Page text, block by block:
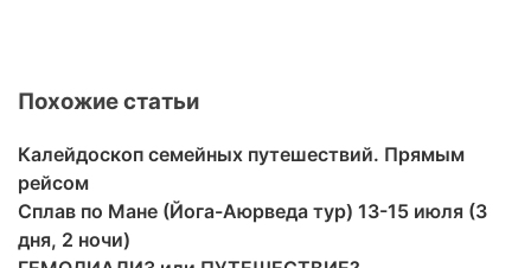
Похожие статьи
Калейдоскоп семейных путешествий. Прямым
рейсом
Сплав по Мане (Йога-Аюрведа тур) 13-15 июля (3
дня, 2 ночи)